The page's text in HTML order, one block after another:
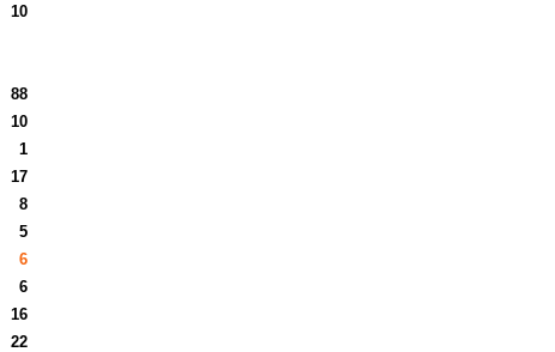
10
88
10
1
17
8
5
6
6
16
22